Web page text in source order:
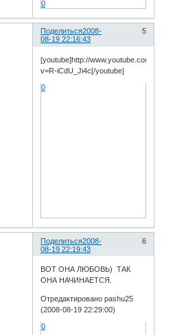
0
Поделиться 5
2008-
08-19 22:16:43
[youtube]http://www.youtube.com/
v=R-iCdU_Ji4c[/youtube]
0
Поделиться 6
2008-
08-19 22:19:43
ВОТ ОНА ЛЮБОВЬ) ТАК
ОНА НАЧИНАЕТСЯ.
Отредактировано pashu25
(2008-08-19 22:29:00)
0